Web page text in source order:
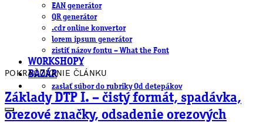
EAN generátor
QR generátor
.cdr online konvertor
lorem ipsum generátor
zistiť názov fontu – What the Font
WORKSHOPY
BAZÁR
zaslať súbor do rubriky Od detepákov
POKRAČOVANIE ČLÁNKU
Základy DTP I. – čistý formát, spadávka,
orezové značky, odsadenie orezových